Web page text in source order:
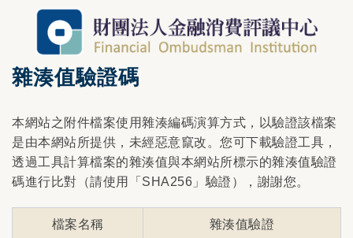
雜湊值驗證碼
本網站之附件檔案使用雜湊編碼演算方式，以驗證該檔案
是由本網站所提供，未經惡意竄改。您可下載驗證工具，
透過工具計算檔案的雜湊值與本網站所標示的雜湊值驗證
碼進行比對（請使用「SHA256」驗證），謝謝您。
檔案名稱 雜湊值驗證